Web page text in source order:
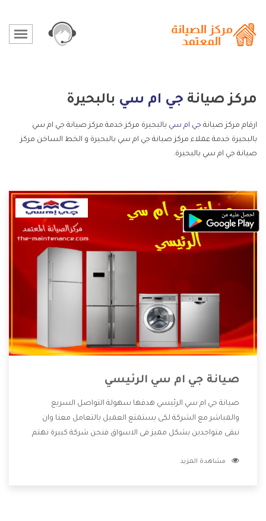
مركز صيانة جي ام سي بالبحيرة
ارقام مركز صيانة جي ام سي بالبحيرة مركز خدمة مركز صيانة جي ام سي
بالبحيرة خدمة عملاء مركز صيانة جي ام سي بالبحيرة و الخط الساخن مركز
صيانة جي ام سي بالبحيرة.
صيانة جي ام سي الرئيسي
صيانة جي ام سي الرئيسي هدفها سهولة التواصل السريع
والمباشر مع الشركة لكى يستمتع العميل بالتعامل معنا وان
نبقى متواجدين بشكل مميز فى الاسواق فنحن شركة كبيرة نهتم
الشركة بها والتى تكون منها خدمة الصيانة التى تكون من أهم
مشاهدة المزيد